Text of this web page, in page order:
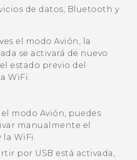
HTC
de datos, Bluetooth y
el modo Avión, la
se activará de nuevo
estado previo del
WiFi.
modo Avión, puedes
manualmente el
la WiFi .
por USB está activada,